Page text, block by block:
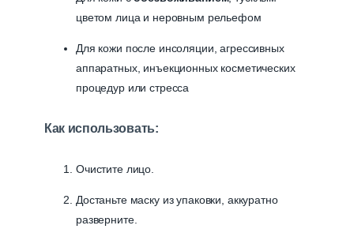
цветом лица и неровным рельефом
Для кожи после инсоляции, агрессивных
аппаратных, инъекционных косметических
процедур или стресса
Как использовать:
Очистите лицо.
Достаньте маску из упаковки, аккуратно
разверните.